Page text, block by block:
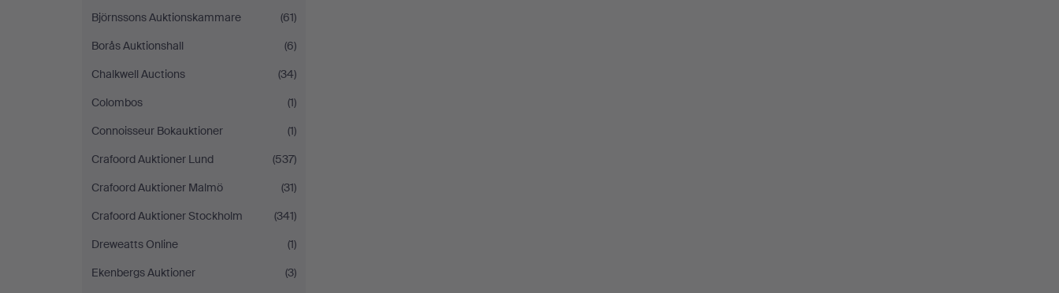
Björnssons Auktionskammare
(61)
Borås Auktionshall
(6)
Chalkwell Auctions
(34)
Colombos
(1)
Connoisseur Bokauktioner
(1)
Crafoord Auktioner Lund
(537)
Crafoord Auktioner Malmö
(31)
Crafoord Auktioner Stockholm
(341)
Dreweatts Online
(1)
Ekenbergs Auktioner
(3)